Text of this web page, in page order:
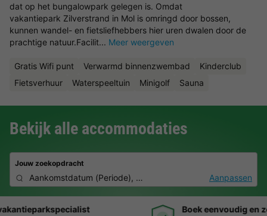
dat op het bungalowpark gelegen is. Omdat
vakantiepark Zilverstrand in Mol is omringd door bossen,
kunnen wandel- en fietsliefhebbers hier uren dwalen door de
prachtige natuur.Facilit... Meer weergeven
Gratis Wifi punt Verwarmd binnenzwembad
Kinderclub
Fietsverhuur
Waterspeeltuin Minigolf Sauna
Bekijk alle accommodaties
Jouw zoekopdracht
Aankomstdatum (Periode), 2 deelnemers, 0 huisdierAanpassen
Boek eenvoudig en zonder stress